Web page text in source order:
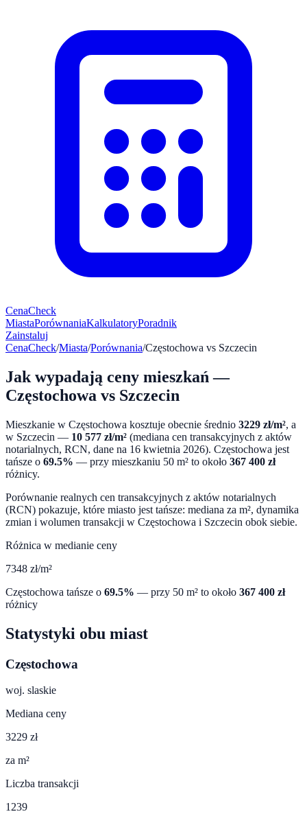
CenaCheck
MiastaPorównaniaKalkulatoryPoradnik
Zainstaluj
CenaCheck/Miasta/Porównania/Częstochowa vs Szczecin
Jak wypadają ceny mieszkań —
Częstochowa vs Szczecin
Mieszkanie w Częstochowa kosztuje obecnie średnio 3229 zł/m², a
w Szczecin — 10 577 zł/m² (mediana cen transakcyjnych z aktów
notarialnych, RCN, dane na 16 kwietnia 2026). Częstochowa jest
tańsze o 69.5% — przy mieszkaniu 50 m² to około 367 400 zł
różnicy.
Porównanie realnych cen transakcyjnych z aktów notarialnych
(RCN) pokazuje, które miasto jest tańsze: mediana za m², dynamika
zmian i wolumen transakcji w Częstochowa i Szczecin obok siebie.
Różnica w medianie ceny
7348 zł/m²
Częstochowa tańsze o 69.5% — przy 50 m² to około 367 400 zł
różnicy
Statystyki obu miast
Częstochowa
woj. slaskie
Mediana ceny
3229 zł
za m²
Liczba transakcji
1239